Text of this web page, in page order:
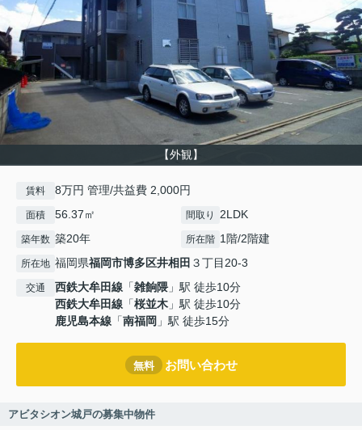
【外観】
賃料 8万円 管理/共益費 2,000円
面積 56.37㎡ 間取り 2LDK
築年数 築20年 所在階 1階/2階建
所在地 福岡県福岡市博多区井相田 ３丁目20-3
交通 西鉄大牟田線 「雑餉隈 」駅 徒歩10分
西鉄大牟田線 「桜並木 」駅 徒歩10分
鹿児島本線 「南福岡 」駅 徒歩15分
無料 お問い合わせ
アビタシオン城戸の募集中物件